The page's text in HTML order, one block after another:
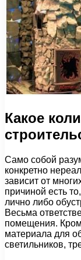
Какое
Само собой
конкретно
зависит от
причиной есть
лично либо
Весьма
помещения.
материала для
светильников,